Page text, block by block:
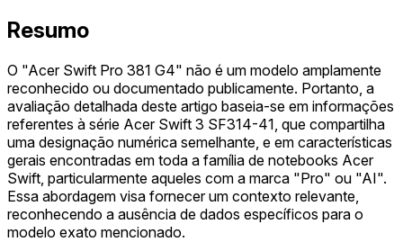
Resumo
O "Acer Swift Pro 381 G4" não é um modelo amplamente
reconhecido ou documentado publicamente. Portanto, a
avaliação detalhada deste artigo baseia-se em informações
referentes à série Acer Swift 3 SF314-41, que compartilha
uma designação numérica semelhante, e em características
gerais encontradas em toda a família de notebooks Acer
Swift, particularmente aqueles com a marca "Pro" ou "AI".
Essa abordagem visa fornecer um contexto relevante,
reconhecendo a ausência de dados específicos para o
modelo exato mencionado.